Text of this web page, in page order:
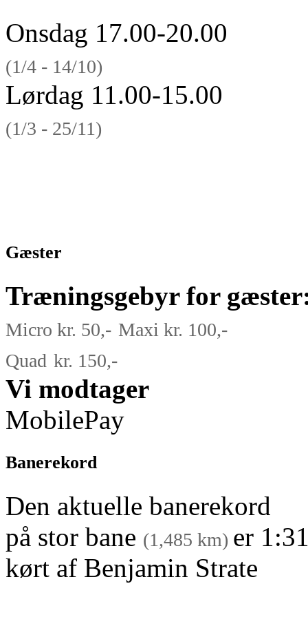
Onsdag 17.00-20.00
(1/4 - 14/10)
Lørdag 11.00-15.00
(1/3 - 25/11)
Gæster
Træningsgebyr for
Micro kr. 50,- Maxi kr. 100,-
Quad kr. 150,-
Vi modtager
MobilePay
Banerekord
Den aktuelle banerekord
på stor bane (1,485 km) er
kørt af Benjamin Strate